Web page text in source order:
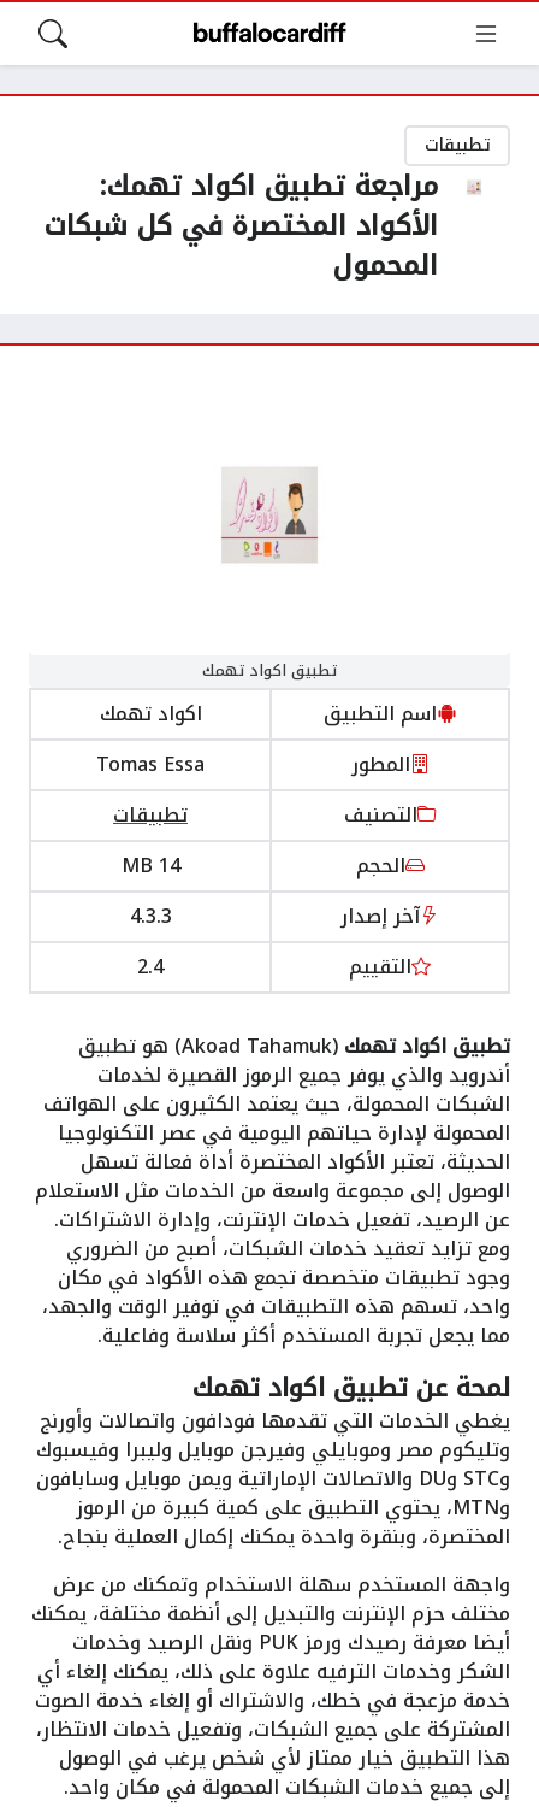
تطبيقات
مراجعة تطبيق اكواد تهمك:
الأكواد المختصرة في كل شبكات
المحمول
تطبيق اكواد تهمك
اسم التطبيق
اكواد تهمك
المطور
Tomas Essa
التصنيف
تطبيقات
الحجم
14 MB
آخر إصدار
4.3.3
التقييم
2.4
تطبيق اكواد تهمك (Akoad Tahamuk) هو تطبيق
أندرويد والذي يوفر جميع الرموز القصيرة لخدمات
الشبكات المحمولة، حيث يعتمد الكثيرون على الهواتف
المحمولة لإدارة حياتهم اليومية في عصر التكنولوجيا
الحديثة، تعتبر الأكواد المختصرة أداة فعالة تسهل
الوصول إلى مجموعة واسعة من الخدمات مثل الاستعلام
عن الرصيد، تفعيل خدمات الإنترنت، وإدارة الاشتراكات.
ومع تزايد تعقيد خدمات الشبكات، أصبح من الضروري
وجود تطبيقات متخصصة تجمع هذه الأكواد في مكان
واحد، تسهم هذه التطبيقات في توفير الوقت والجهد،
مما يجعل تجربة المستخدم أكثر سلاسة وفاعلية.
لمحة عن تطبيق اكواد تهمك
يغطي الخدمات التي تقدمها فودافون واتصالات وأورنج
وتليكوم مصر وموبايلي وفيرجن موبايل وليبرا وفيسبوك
وSTC وDU والاتصالات الإماراتية ويمن موبايل وسابافون
وMTN، يحتوي التطبيق على كمية كبيرة من الرموز
المختصرة، وبنقرة واحدة يمكنك إكمال العملية بنجاح.
واجهة المستخدم سهلة الاستخدام وتمكنك من عرض
مختلف حزم الإنترنت والتبديل إلى أنظمة مختلفة، يمكنك
أيضا معرفة رصيدك ورمز PUK ونقل الرصيد وخدمات
الشكر وخدمات الترفيه علاوة على ذلك، يمكنك إلغاء أي
خدمة مزعجة في خطك، والاشتراك أو إلغاء خدمة الصوت
المشتركة على جميع الشبكات، وتفعيل خدمات الانتظار،
هذا التطبيق خيار ممتاز لأي شخص يرغب في الوصول
إلى جميع خدمات الشبكات المحمولة في مكان واحد.